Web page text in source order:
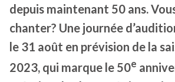
depuis maintenant 50 ans.
chanter? Une journée
le 31 août en prévision de la
2023, qui marque le 50e